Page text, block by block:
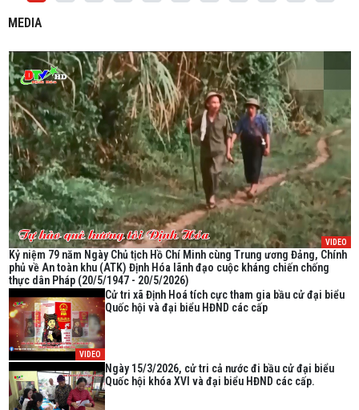
MEDIA
VIDEO
Kỷ niệm 79 năm Ngày Chủ tịch Hồ Chí Minh cùng Trung ương Đảng, Chính
phủ về An toàn khu (ATK) Định Hóa lãnh đạo cuộc kháng chiến chống
thực dân Pháp (20/5/1947 - 20/5/2026)
VIDEO
Cử tri xã Định Hoá tích cực tham gia bầu cử đại biểu
Quốc hội và đại biểu HĐND các cấp
Ngày 15/3/2026, cử tri cả nước đi bầu cử đại biểu
Quốc hội khóa XVI và đại biểu HĐND các cấp.